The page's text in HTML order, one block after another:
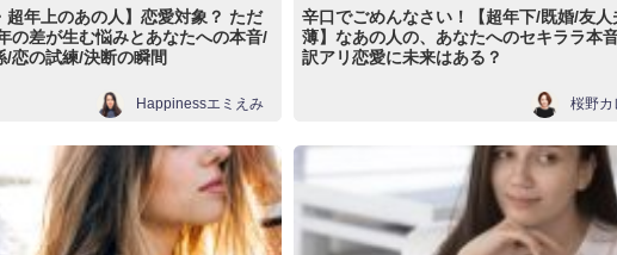
超年上のあの人】恋愛対象？ ただ
の差が生む悩みとあなたへの本音/
/恋の試練/決断の瞬間
Happinessエミえみ
辛口でごめんなさい！【超年下/既婚/友人
薄】なあの人の、あなたへのセキララ本
訳アリ恋愛に未来はある？
桜野カ